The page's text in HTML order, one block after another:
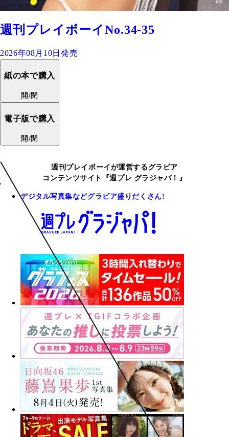
週刊プレイボーイNo.34-35
2026年08月10日発売
紙の本で購入
開/閉
電子版で購入
開/閉
週刊プレイボーイが運営するグラビア
コンテンツサイト『週プレ グラジャパ！』
デジタル写真集などグラビア盛りだくさん!